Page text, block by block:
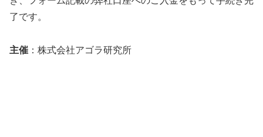
了です。
主催 ：株式会社アゴラ研究所